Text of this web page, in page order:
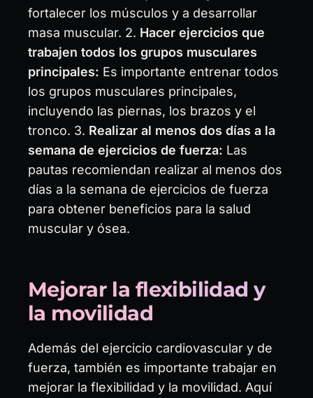
fortalecer los músculos y a desarrollar
masa muscular. 2. Hacer ejercicios que
trabajen todos los grupos musculares
principales: Es importante entrenar todos
los grupos musculares principales,
incluyendo las piernas, los brazos y el
tronco. 3. Realizar al menos dos días a la
semana de ejercicios de fuerza: Las
pautas recomiendan realizar al menos dos
días a la semana de ejercicios de fuerza
para obtener beneficios para la salud
muscular y ósea.
Mejorar la flexibilidad y
la movilidad
Además del ejercicio cardiovascular y de
fuerza, también es importante trabajar en
mejorar la flexibilidad y la movilidad. Aquí